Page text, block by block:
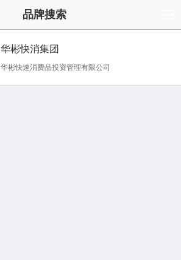
品牌搜索
华彬快消集团
华彬快速消费品投资管理有限公司